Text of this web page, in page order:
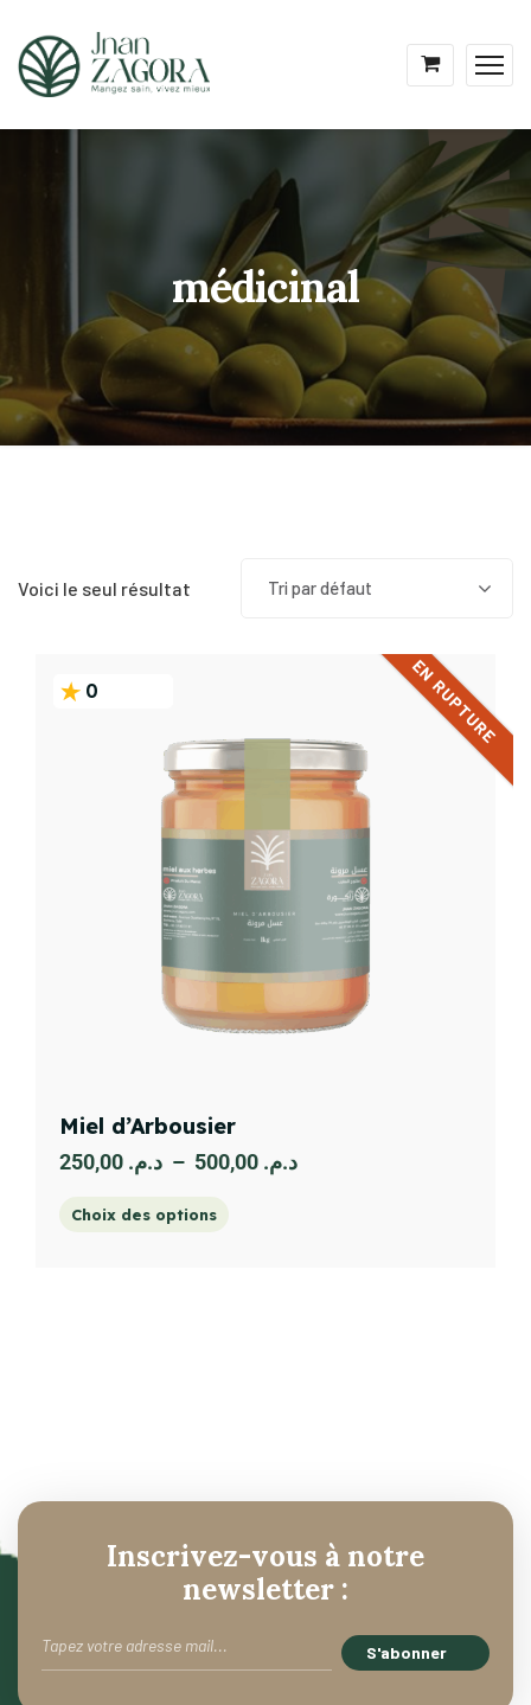
médicinal
Voici le seul résultat Tri par défaut
EN RUPTURE
0
Miel d’Arbousier
د.م. – د.م.
Choix des options
Inscrivez-vous à notre
newsletter :